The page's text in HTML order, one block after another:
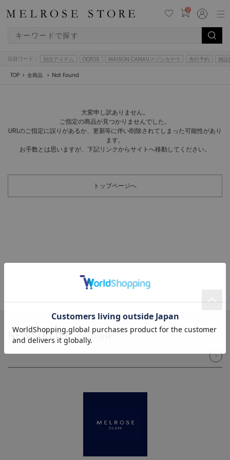
0
注目ワード： 別注アイテム OOFOS MAISON CANAUメゾンカナウ 先行予約 雑誌
TOP 全商品 Not Found
大変申し訳ありません。
ご指定の商品が見つかりませんでした。
URLのご指定に誤りがあるか、更新等に伴い削除されてしまった可能性があり
ます。
お手数とは思いますが、下記リンクからサイトへ移動してください。
トップページへ
NEWSLETTER メルマガ登録